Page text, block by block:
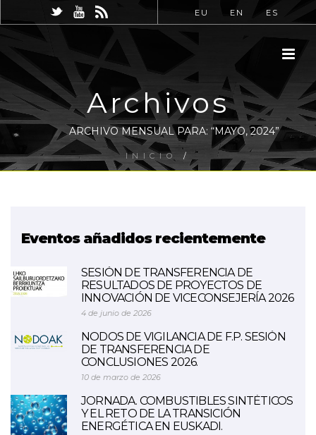
EU EN ES
Archivos
ARCHIVO MENSUAL PARA: “MAYO, 2024”
INICIO /
Eventos añadidos recientemente
SESIÓN DE TRANSFERENCIA DE
RESULTADOS DE PROYECTOS DE
INNOVACIÓN DE VICECONSEJERÍA 2026
4 de junio de 2026
NODOS DE VIGILANCIA DE F.P. SESIÓN
DE TRANSFERENCIA DE
CONCLUSIONES 2026.
10 de marzo de 2026
JORNADA. COMBUSTIBLES SINTÉTICOS
Y EL RETO DE LA TRANSICIÓN
ENERGÉTICA EN EUSKADI.